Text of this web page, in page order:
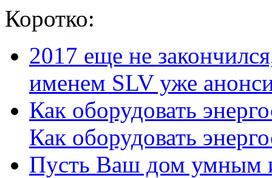
Коротко:
2017 еще не
именем SLV уже
Как оборудовать
Как оборудовать
Пусть Ваш дом умным